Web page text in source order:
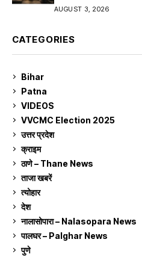
AUGUST 3, 2026
CATEGORIES
Bihar
Patna
VIDEOS
VVCMC Election 2025
उत्तर प्रदेश
क्राइम
ठाणे – Thane News
ताजा खबरें
त्योहार
देश
नालासोपारा – Nalasopara News
पालघर – Palghar News
पुणे